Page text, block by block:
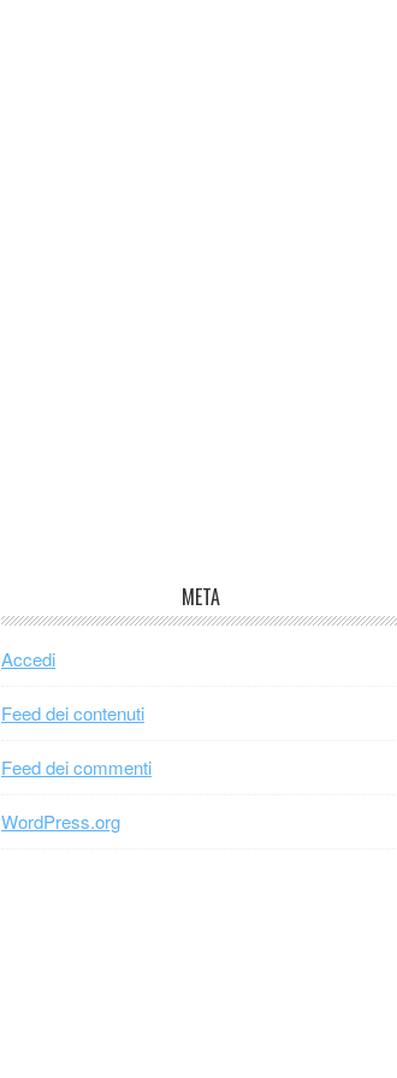
META
Accedi
Feed dei contenuti
Feed dei commenti
WordPress.org